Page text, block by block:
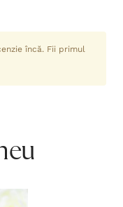
încă. Fii primul